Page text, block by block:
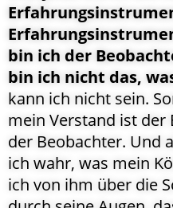
bin ich der
bin ich nicht das,
kann ich nicht sein.
mein Verstand ist der
der Beobachter. Und
ich wahr, was mein
ich von ihm über die